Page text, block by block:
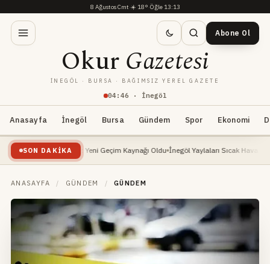
8 Ağustos Cmt·☀️ 18°·Öğle 13:13
04: 46 · İnegöl
OkurGazetesi
İNEGÖL · BURSA · BAĞIMSIZ YEREL GAZETE
Abone Ol
Anasayfa İnegöl Bursa Gündem Spor Ekonomi
SON DAKIKA
Yükselişte: Yeni Geçim Kaynağı Oldu İnegöl Yaylaları Sıcak Havalarda Doğa
ANASAYFA / GÜNDEM / GÜNDEM